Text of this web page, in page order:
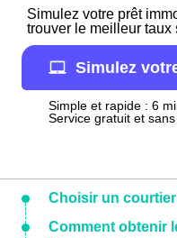
Simulez votre prêt
trouver le meilleur taux
Simulez
Simple et rapide : 6
Service gratuit et
Choisir un
Comment obtenir